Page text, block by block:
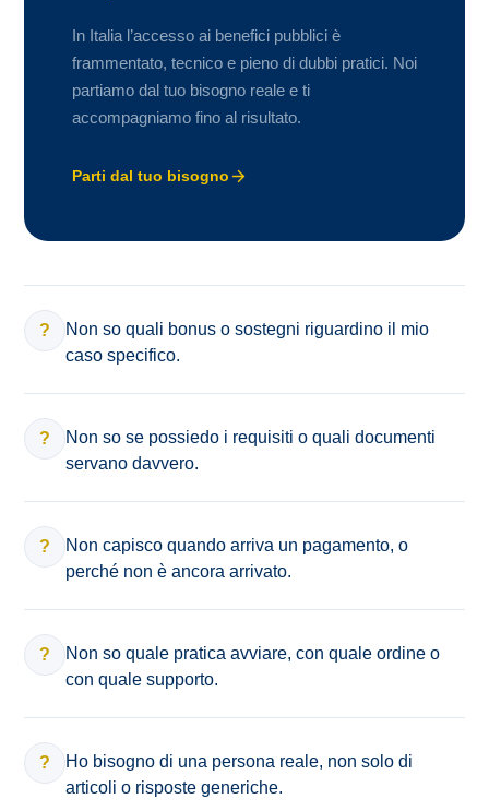
In Italia l’accesso ai benefici pubblici è
frammentato, tecnico e pieno di dubbi pratici. Noi
partiamo dal tuo bisogno reale e ti
accompagniamo fino al risultato.
Parti dal tuo bisogno
?
Non so quali bonus o sostegni riguardino il mio
caso specifico.
?
Non so se possiedo i requisiti o quali documenti
servano davvero.
?
Non capisco quando arriva un pagamento, o
perché non è ancora arrivato.
?
Non so quale pratica avviare, con quale ordine o
con quale supporto.
?
Ho bisogno di una persona reale, non solo di
articoli o risposte generiche.